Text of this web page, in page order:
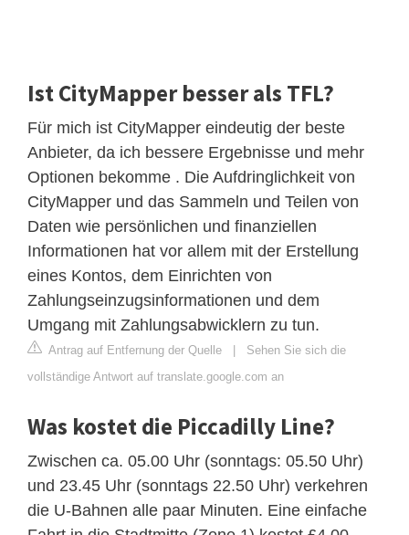
Ist CityMapper besser als TFL?
Für mich ist CityMapper eindeutig der beste
Anbieter, da ich bessere Ergebnisse und mehr
Optionen bekomme . Die Aufdringlichkeit von
CityMapper und das Sammeln und Teilen von
Daten wie persönlichen und finanziellen
Informationen hat vor allem mit der Erstellung
eines Kontos, dem Einrichten von
Zahlungseinzugsinformationen und dem
Umgang mit Zahlungsabwicklern zu tun.
Antrag auf Entfernung der Quelle | Sehen Sie sich die
vollständige Antwort auf translate.google.com an
Was kostet die Piccadilly Line?
Zwischen ca. 05.00 Uhr (sonntags: 05.50 Uhr)
und 23.45 Uhr (sonntags 22.50 Uhr) verkehren
die U-Bahnen alle paar Minuten. Eine einfache